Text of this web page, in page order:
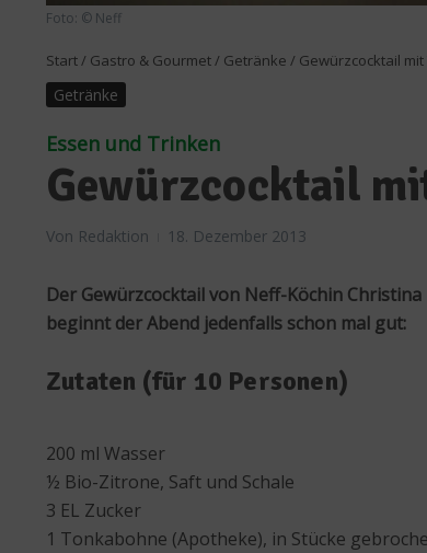
Foto: © Neff
Start/ Gastro & Gourmet/ Getränke / Gewürzcocktail
Getränke
Essen und Trinken
Gewürzcocktail
Von Redaktion 18. Dezember 2013
Der Gewürzcocktail von Neff-Köchin
beginnt der Abend jedenfalls schon mal gut:
Zutaten (für 10 Personen)
200 ml Wasser
½ Bio-Zitrone, Saft und Schale
3 EL Zucker
1 Tonkabohne (Apotheke), in Stücke